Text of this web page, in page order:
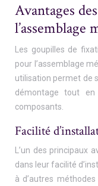
Avantages
l’assemblage
Les goupilles de
pour l’assemblage
utilisation permet de
démontage tout
composants.
Facilité
L’un des principaux
dans leur facilité
à d’autres